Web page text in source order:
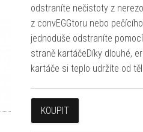
odstraníte nečistoty z
z convEGGtoru nebo
jednoduše odstraníte
straně kartáčeDíky dlouhé,
kartáče si teplo udržíte od těl
KOUPIT